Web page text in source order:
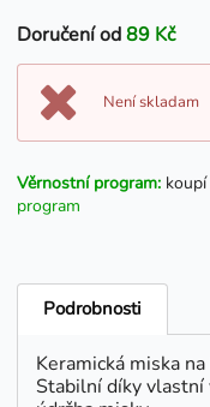
Doručení od89 Kč
Není skladam
Věrnostní program:
program
Podrobnosti
Keramická miska
Stabilní díky vlastní